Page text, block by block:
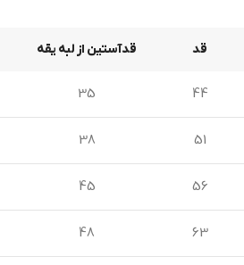
قد قدآستین از لبه یقه
44
35
51
38
56
45
63
48